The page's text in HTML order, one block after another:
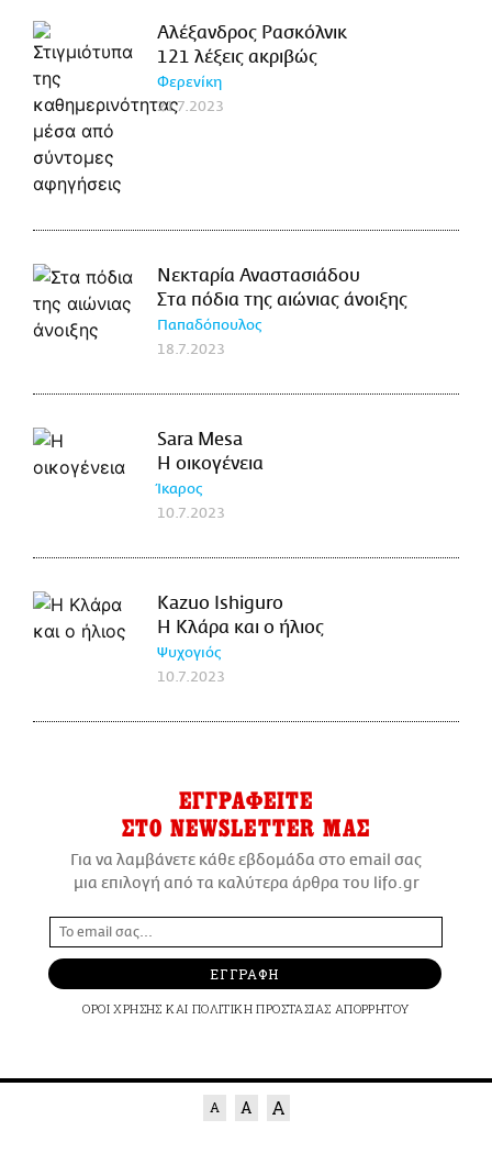
Αλέξανδρος Ρασκόλνικ
121 λέξεις ακριβώς
Φερενίκη
21.7.2023
Νεκταρία Αναστασιάδου
Στα πόδια της αιώνιας άνοιξης
Παπαδόπουλος
18.7.2023
Sara Mesa
Η οικογένεια
Ίκαρος
10.7.2023
Kazuo Ishiguro
Η Κλάρα και ο ήλιος
Ψυχογιός
10.7.2023
ΕΓΓΡΑΦΕΙΤΕ
ΣΤΟ NEWSLETTER ΜΑΣ
Για να λαμβάνετε κάθε εβδομάδα στο email σας
μια επιλογή από τα καλύτερα άρθρα του lifo.gr
ΕΓΓΡΑΦΗ
ΟΡΟΙ ΧΡΗΣΗΣ ΚΑΙ ΠΟΛΙΤΙΚΗ ΠΡΟΣΤΑΣΙΑΣ ΑΠΟΡΡΗΤΟΥ